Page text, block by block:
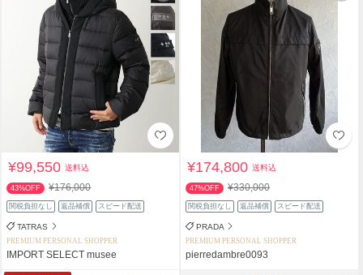
¥99,550送料込
43%OFF ¥176,000
関税負担なし 返品補償 スピード配送
TATRAS
PREMIUM PERSONAL SHOPPER
IMPORT SELECT musee
¥174,800送料込
47%OFF ¥330,000
関税負担なし 返品補償 スピード配送
PRADA
PREMIUM PERSONAL SHOPPER
pierredambre0093